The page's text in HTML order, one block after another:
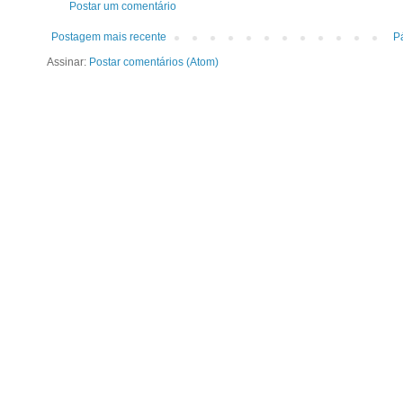
Postar um comentário
Postagem mais recente
Assinar: Postar comentários (Atom)